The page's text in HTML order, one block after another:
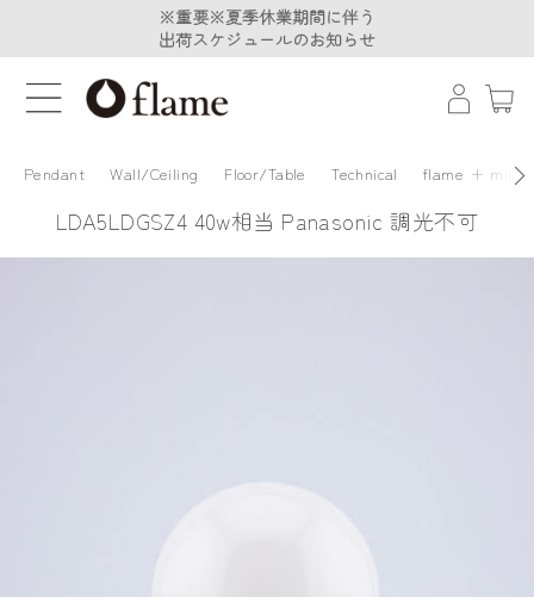
Pendant Wall/Ceiling Floor/Table Technical flame + minä
LDA5LDGSZ4 40w相当 Panasonic 調光不可
※重要※夏季休業期間に伴う
出荷スケジュールのお知らせ
※重要※夏季休業期間に伴う
出荷スケジュールのお知らせ